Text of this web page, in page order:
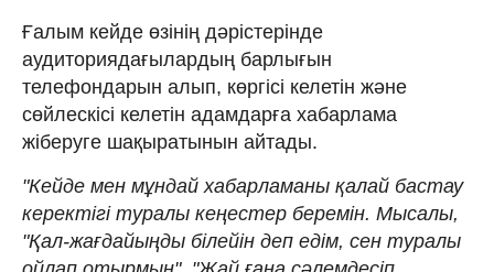
Ғалым кейде өзінің дәрістерінде
аудиториядағылардың барлығын
телефондарын алып, көргісі келетін және
сөйлескісі келетін адамдарға хабарлама
жіберуге шақыратынын айтады.
"Кейде мен мұндай хабарламаны қалай бастау
керектігі туралы кеңестер беремін. Мысалы,
"Қал-жағдайыңды білейін деп едім, сен туралы